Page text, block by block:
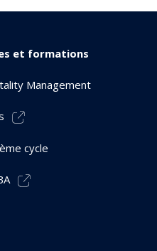
et formations
Management
cycle